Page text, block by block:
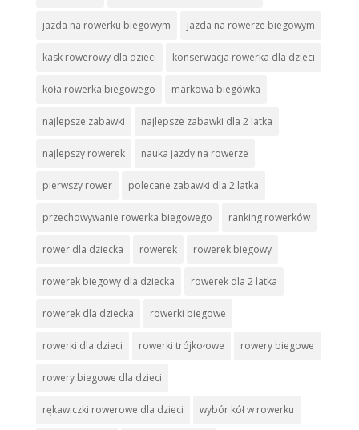
jazda na rowerku biegowym jazda na rowerze biegowym
kask rowerowy dla dzieci konserwacja rowerka dla dzieci
koła rowerka biegowego markowa biegówka
najlepsze zabawki najlepsze zabawki dla 2 latka
najlepszy rowerek nauka jazdy na rowerze
pierwszy rower polecane zabawki dla 2 latka
przechowywanie rowerka biegowego ranking rowerków
rower dla dziecka rowerek rowerek biegowy
rowerek biegowy dla dziecka rowerek dla 2 latka
rowerek dla dziecka rowerki biegowe
rowerki dla dzieci rowerki trójkołowe rowery biegowe
rowery biegowe dla dzieci
rękawiczki rowerowe dla dzieci wybór kół w rowerku